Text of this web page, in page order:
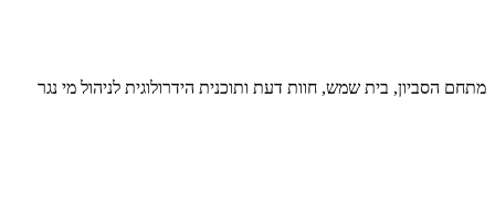
מתחם הסביון, בית שמש, חוות דעת ותוכנית הידרולוגית לניהול מי נגר